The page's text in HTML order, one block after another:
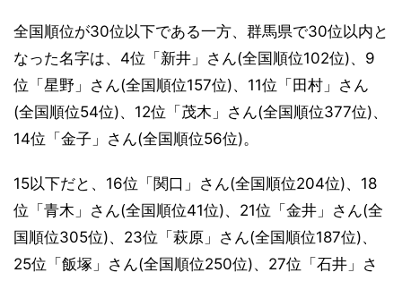
全国順位が30位以下である一方、群馬県で30位以内と
なった名字は、4位「新井」さん(全国順位102位)、9
位「星野」さん(全国順位157位)、11位「田村」さん
(全国順位54位)、12位「茂木」さん(全国順位377位)、
14位「金子」さん(全国順位56位)。
15以下だと、16位「関口」さん(全国順位204位)、18
位「青木」さん(全国順位41位)、21位「金井」さん(全
国順位305位)、23位「萩原」さん(全国順位187位)、
25位「飯塚」さん(全国順位250位)、27位「石井」さ